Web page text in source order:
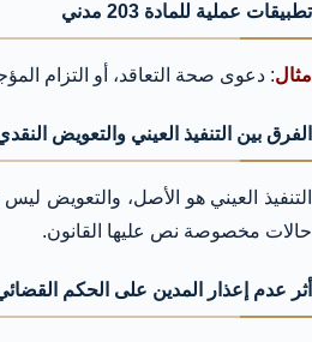
تطبيقات عملية للمادة 203 مدني
مثال: دعوى صحة التعاقد، أو التزام
الفرق بين التنفيذ العيني والتعويض
التنفيذ العيني هو الأصل، والتعويض ليس
حالات مخصوصة نص عليها القانون.
أثر عدم إعذار المدين على الحكم